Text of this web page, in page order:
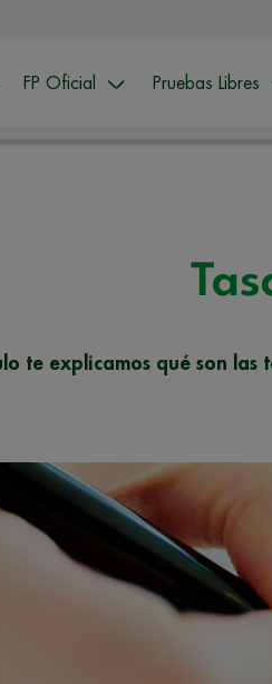
FP Oficial Pruebas Libres
te explicamos qué son